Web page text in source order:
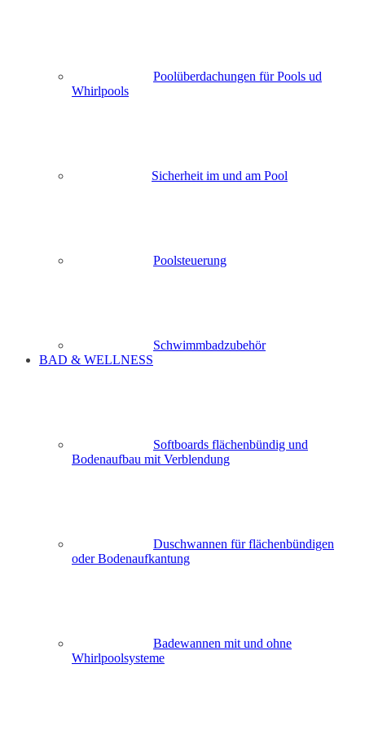
Poolüberdachungen für Pools ud
Whirlpools
Sicherheit im und am Pool
Poolsteuerung
Schwimmbadzubehör
BAD & WELLNESS
Softboards flächenbündig und
Bodenaufbau mit Verblendung
Duschwannen für flächenbündigen
oder Bodenaufkantung
Badewannen mit und ohne
Whirlpoolsysteme